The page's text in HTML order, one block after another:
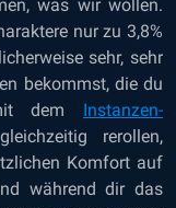
was wir wollen.
nur zu 3,8%
sehr, sehr
bekommst, die du
dem Instanzen-
rerollen,
Komfort auf
während dir das